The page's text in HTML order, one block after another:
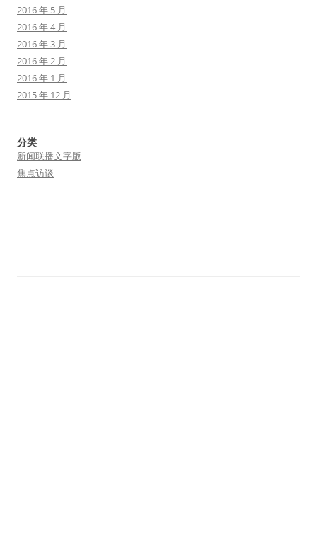
2016 年 5 月
2016 年 4 月
2016 年 3 月
2016 年 2 月
2016 年 1 月
2015 年 12 月
分类
新闻联播文字版
焦点访谈